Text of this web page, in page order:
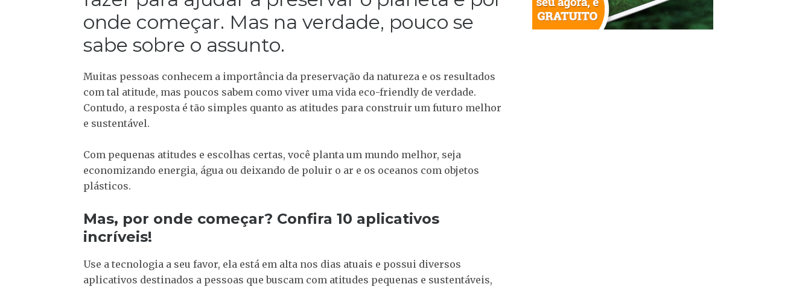
onde começar. Mas na verdade, pouco se
sabe sobre o assunto.
Muitas pessoas conhecem a importância da preservação da natureza e os resultados
com tal atitude, mas poucos sabem como viver uma vida eco-friendly de verdade.
Contudo, a resposta é tão simples quanto as atitudes para construir um futuro melhor
e sustentável.
Com pequenas atitudes e escolhas certas, você planta um mundo melhor, seja
economizando energia, água ou deixando de poluir o ar e os oceanos com objetos
plásticos.
Mas, por onde começar? Confira 10 aplicativos
incríveis!
Use a tecnologia a seu favor, ela está em alta nos dias atuais e possui diversos
aplicativos destinados a pessoas que buscam com atitudes pequenas e sustentáveis,